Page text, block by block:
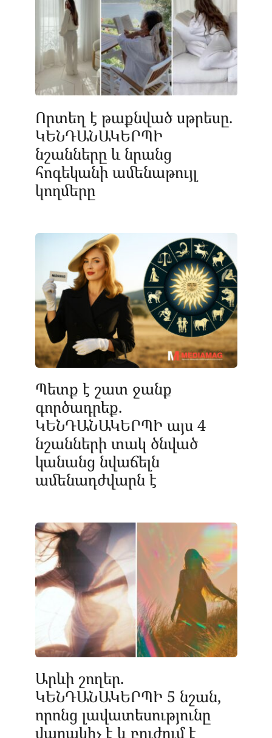
Որտեղ է թաքնված սթրեսը.
ԿԵՆԴԱՆԱԿԵՐՊԻ
նշանները և նրանց
հոգեկանի ամենաթույլ
կողմերը
Պետք է շատ ջանք
գործադրեք.
ԿԵՆԴԱՆԱԿԵՐՊԻ այս 4
նշանների տակ ծնված
կանանց նվաճելն
ամենադժվարն է
Արևի շողեր.
ԿԵՆԴԱՆԱԿԵՐՊԻ 5 նշան,
որոնց լավատեսությունը
վարակիչ է և բուժում է